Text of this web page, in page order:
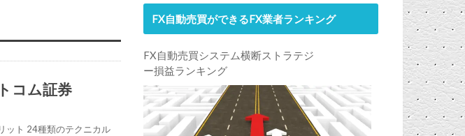
コム証券
ット 24種類のテクニカル
FX自動売買ができるFX業者ランキング
FX自動売買システム横断ストラテジ
ー損益ランキング